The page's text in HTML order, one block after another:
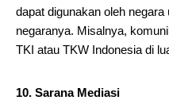
dapat digunakan oleh
negaranya. Misalnya,
TKI atau TKW Indonesia di
10. Sarana Mediasi